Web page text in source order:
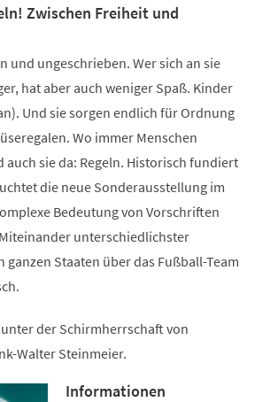
Zwischen Freiheit und
und ungeschrieben. Wer sich an sie
hat aber auch weniger Spaß. Kinder
Und sie sorgen endlich für Ordnung
Wo immer Menschen
auch sie da: Regeln. Historisch fundiert
die neue Sonderausstellung im
Bedeutung von Vorschriften
unterschiedlichster
ganzen Staaten über das Fußball-Team
der Schirmherrschaft von
Walter Steinmeier.
Informationen